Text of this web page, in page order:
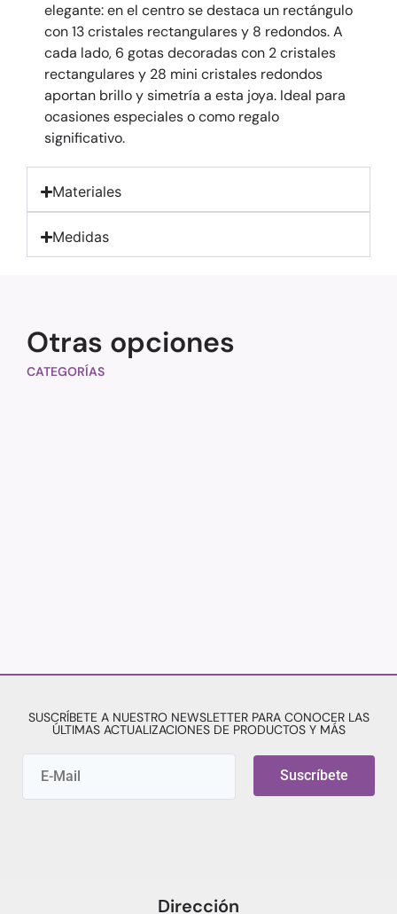
elegante: en el centro se destaca un rectángulo
con 13 cristales rectangulares y 8 redondos. A
cada lado, 6 gotas decoradas con 2 cristales
rectangulares y 28 mini cristales redondos
aportan brillo y simetría a esta joya. Ideal para
ocasiones especiales o como regalo
significativo.
Materiales
Medidas
Otras opciones
CATEGORÍAS
SUSCRÍBETE A NUESTRO NEWSLETTER PARA CONOCER LAS
ÚLTIMAS ACTUALIZACIONES DE PRODUCTOS Y MÁS
Suscríbete
Dirección